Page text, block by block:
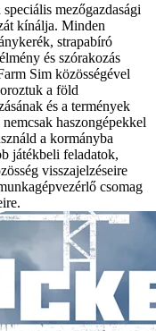
mezőgazdasági
kínálja. Minden
strapabíró
és szórakozás
Sim közösségével
a föld
és a termények
haszongépekkel
a kormányba
játékbeli feladatok,
visszajelzéseire
csomag